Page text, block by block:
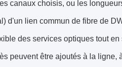
canaux choisis, ou les
d'un lien commun de fibre de
des services optiques tout
peuvent être ajoutés à la